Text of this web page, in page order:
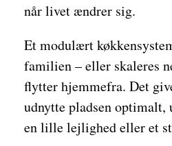
når livet ændrer sig.
Et modulært
familien – eller skaleres
flytter hjemmefra. Det
udnytte pladsen optimalt,
en lille lejlighed eller et